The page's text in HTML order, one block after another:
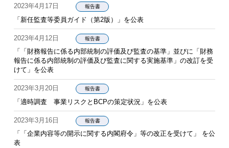
2023年4月17日 報告書
「新任監査等委員ガイド（第2版）」を公表
2023年4月12日 報告書
「「財務報告に係る内部統制の評価及び監査の基準」並びに「財務
報告に係る内部統制の評価及び監査に関する実施基準」の改訂を受
けて」を公表
2023年3月20日 報告書
「適時調査 事業リスクとBCPの策定状況」を公表
2023年3月16日 報告書
「「企業内容等の開示に関する内閣府令」等の改正を受けて」 を公
表